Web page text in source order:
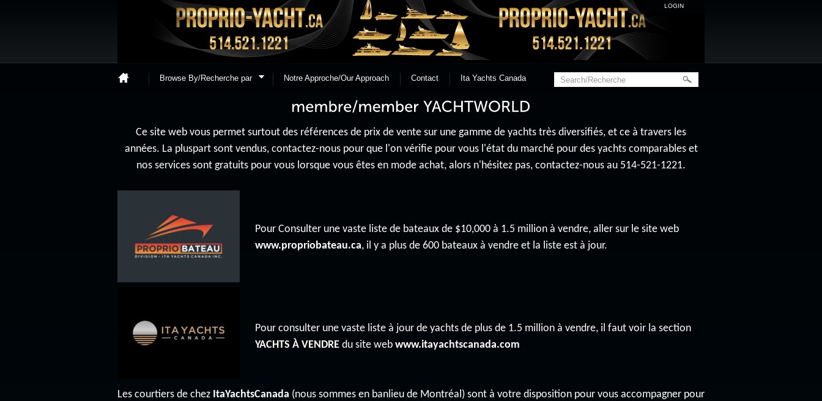
LOGIN
Browse By/Recherche par Notre Approche/Our Approach Contact Ita Yachts Canada
Ce site web vous permet surtout des références de prix de vente sur une gamme de yachts très diversifiés, et ce à travers les
années. La pluspart sont vendus, contactez-nous pour que l'on vérifie pour vous l'état du marché pour des yachts comparables et
nos services sont gratuits pour vous lorsque vous êtes en mode achat, alors n'hésitez pas, contactez-nous au 514-521-1221.
Pour Consulter une vaste liste de bateaux de $10,000 à 1.5 million à vendre, aller sur le site web
www.propriobateau.ca, il y a plus de 600 bateaux à vendre et la liste est à jour.
Pour consulter une vaste liste à jour de yachts de plus de 1.5 million à vendre, il faut voir la section
YACHTS À VENDRE du site web www.itayachtscanada.com
Les courtiers de chez ItaYachtsCanada (nous sommes en banlieu de Montréal) sont à votre disposition pour vous accompagner pour